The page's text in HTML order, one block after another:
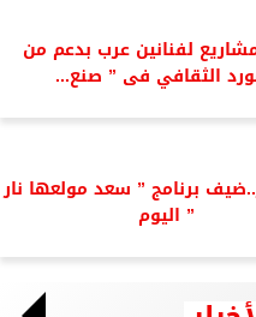
لفنانين عرب بدعم من
الثقافي فى ” صنع...
برنامج ” سعد مولعها نار
” اليوم